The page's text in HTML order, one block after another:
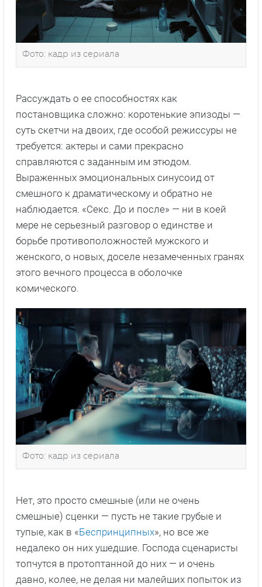
Фото: кадр из сериала
Рассуждать о ее способностях как
постановщика сложно: коротенькие эпизоды —
суть скетчи на двоих, где особой режиссуры не
требуется: актеры и сами прекрасно
справляются с заданным им этюдом.
Выраженных эмоциональных синусоид от
смешного к драматическому и обратно не
наблюдается. «Секс. До и после» — ни в коей
мере не серьезный разговор о единстве и
борьбе противоположностей мужского и
женского, о новых, доселе незамеченных гранях
этого вечного процесса в оболочке
комического.
Фото: кадр из сериала
Нет, это просто смешные (или не очень
смешные) сценки — пусть не такие грубые и
тупые, как в «Беспринципных», но все же
недалеко он них ушедшие. Господа сценаристы
топчутся в протоптанной до них — и очень
давно, колее, не делая ни малейших попыток из